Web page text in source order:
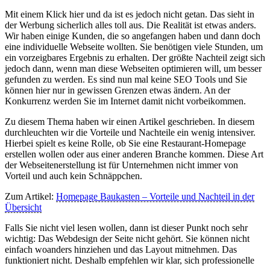
Mit einem Klick hier und da ist es jedoch nicht getan. Das sieht in
der Werbung sicherlich alles toll aus. Die Realität ist etwas anders.
Wir haben einige Kunden, die so angefangen haben und dann doch
eine individuelle Webseite wollten. Sie benötigen viele Stunden, um
ein vorzeigbares Ergebnis zu erhalten. Der größte Nachteil zeigt sich
jedoch dann, wenn man diese Webseiten optimieren will, um besser
gefunden zu werden. Es sind nun mal keine SEO Tools und Sie
können hier nur in gewissen Grenzen etwas ändern. An der
Konkurrenz werden Sie im Internet damit nicht vorbeikommen.
Zu diesem Thema haben wir einen Artikel geschrieben. In diesem
durchleuchten wir die Vorteile und Nachteile ein wenig intensiver.
Hierbei spielt es keine Rolle, ob Sie eine Restaurant-Homepage
erstellen wollen oder aus einer anderen Branche kommen. Diese Art
der Webseitenerstellung ist für Unternehmen nicht immer von
Vorteil und auch kein Schnäppchen.
Zum Artikel: Homepage Baukasten – Vorteile und Nachteil in der
Übersicht
Falls Sie nicht viel lesen wollen, dann ist dieser Punkt noch sehr
wichtig: Das Webdesign der Seite nicht gehört. Sie können nicht
einfach woanders hinziehen und das Layout mitnehmen. Das
funktioniert nicht. Deshalb empfehlen wir klar, sich professionelle